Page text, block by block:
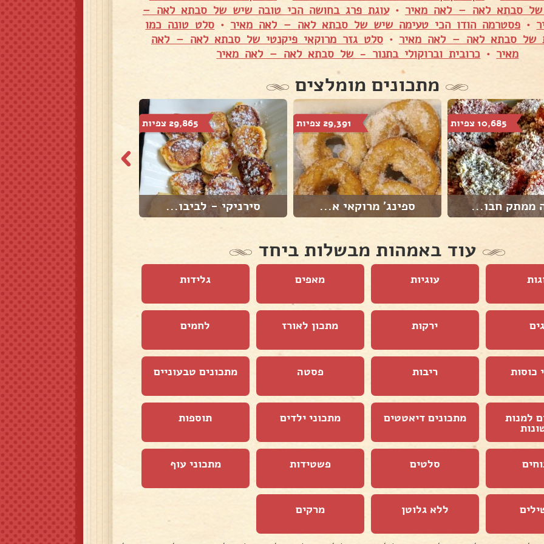
של סבתא לאה – לאה מאיר •עוגת פרג בחושה הכי טובה שיש של סבתא לאה –
• פסטרמה הודו הכי טעימה שיש של סבתא לאה – לאה מאיר • סלט טונה כמו
של סבתא לאה – לאה מאיר •סלט גזר מרוקאי פיקנטי של סבתא לאה – לאה
מאיר • כרובית וברוקולי בתנור - של סבתא לאה – לאה מאיר
מתכונים מומלצים
10,685 צפיות
ממתק חבו...
29,391 צפיות
ספינג' מרוקאי א...
29,865 צפיות
סירניקי - לביבו...
עוד באמהות מבשלות ביחד
עוגיות מאפים גלידות
ירקות מתכון לאורז לחמים
כוסות ריבות פסטה מתכונים טבעוניים
למנות מתכונים דיאטטים מתכוני ילדים תוספות
סלטים פשטידות מתכוני עוף
ללא גלוטן מרקים